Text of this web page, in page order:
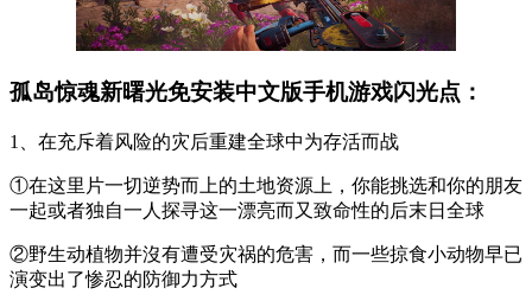
孤岛惊魂新曙光免安装中文版手机游戏闪光点：
1、在充斥着风险的灾后重建全球中为存活而战
①在这里片一切逆势而上的土地资源上，你能挑选和你的朋友
一起或者独自一人探寻这一漂亮而又致命性的后末日全球
②野生动植物并沒有遭受灾祸的危害，而一些掠食小动物早已
演变出了惨忍的防御力方式